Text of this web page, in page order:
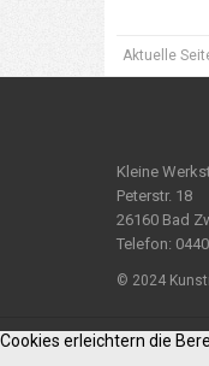
Aktuelle
Kleine
Peterstr. 18
26160 Bad
Telefon:
© 2024
Cookies erleichtern die